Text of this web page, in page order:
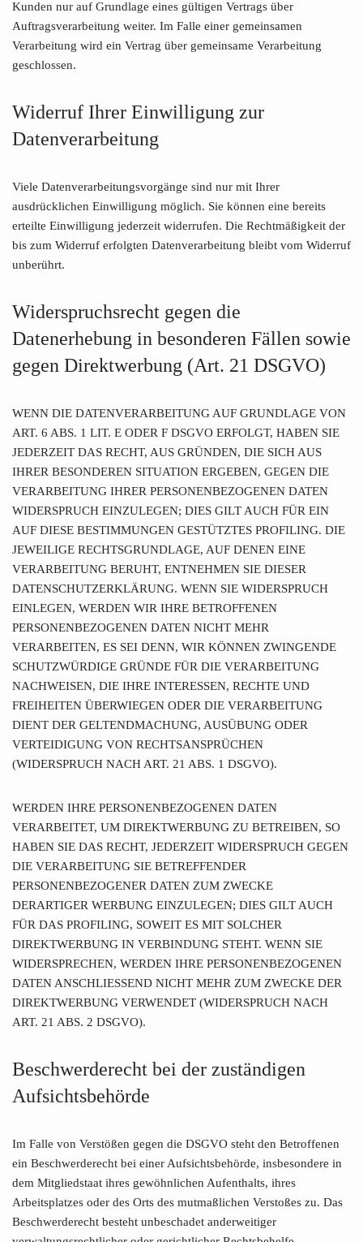
Kunden nur auf Grundlage eines gültigen Vertrags über
Auftragsverarbeitung weiter. Im Falle einer gemeinsamen
Verarbeitung wird ein Vertrag über gemeinsame Verarbeitung
geschlossen.
Widerruf Ihrer Einwilligung zur
Datenverarbeitung
Viele Datenverarbeitungsvorgänge sind nur mit Ihrer
ausdrücklichen Einwilligung möglich. Sie können eine bereits
erteilte Einwilligung jederzeit widerrufen. Die Rechtmäßigkeit der
bis zum Widerruf erfolgten Datenverarbeitung bleibt vom Widerruf
unberührt.
Widerspruchsrecht gegen die
Datenerhebung in besonderen Fällen sowie
gegen Direktwerbung (Art. 21 DSGVO)
WENN DIE DATENVERARBEITUNG AUF GRUNDLAGE VON
ART. 6 ABS. 1 LIT. E ODER F DSGVO ERFOLGT, HABEN SIE
JEDERZEIT DAS RECHT, AUS GRÜNDEN, DIE SICH AUS
IHRER BESONDEREN SITUATION ERGEBEN, GEGEN DIE
VERARBEITUNG IHRER PERSONENBEZOGENEN DATEN
WIDERSPRUCH EINZULEGEN; DIES GILT AUCH FÜR EIN
AUF DIESE BESTIMMUNGEN GESTÜTZTES PROFILING. DIE
JEWEILIGE RECHTSGRUNDLAGE, AUF DENEN EINE
VERARBEITUNG BERUHT, ENTNEHMEN SIE DIESER
DATENSCHUTZERKLÄRUNG. WENN SIE WIDERSPRUCH
EINLEGEN, WERDEN WIR IHRE BETROFFENEN
PERSONENBEZOGENEN DATEN NICHT MEHR
VERARBEITEN, ES SEI DENN, WIR KÖNNEN ZWINGENDE
SCHUTZWÜRDIGE GRÜNDE FÜR DIE VERARBEITUNG
NACHWEISEN, DIE IHRE INTERESSEN, RECHTE UND
FREIHEITEN ÜBERWIEGEN ODER DIE VERARBEITUNG
DIENT DER GELTENDMACHUNG, AUSÜBUNG ODER
VERTEIDIGUNG VON RECHTSANSPRÜCHEN
(WIDERSPRUCH NACH ART. 21 ABS. 1 DSGVO).
WERDEN IHRE PERSONENBEZOGENEN DATEN
VERARBEITET, UM DIREKTWERBUNG ZU BETREIBEN, SO
HABEN SIE DAS RECHT, JEDERZEIT WIDERSPRUCH GEGEN
DIE VERARBEITUNG SIE BETREFFENDER
PERSONENBEZOGENER DATEN ZUM ZWECKE
DERARTIGER WERBUNG EINZULEGEN; DIES GILT AUCH
FÜR DAS PROFILING, SOWEIT ES MIT SOLCHER
DIREKTWERBUNG IN VERBINDUNG STEHT. WENN SIE
WIDERSPRECHEN, WERDEN IHRE PERSONENBEZOGENEN
DATEN ANSCHLIESSEND NICHT MEHR ZUM ZWECKE DER
DIREKTWERBUNG VERWENDET (WIDERSPRUCH NACH
ART. 21 ABS. 2 DSGVO).
Beschwerde­recht bei der zuständigen
Aufsichts­behörde
Im Falle von Verstößen gegen die DSGVO steht den Betroffenen
ein Beschwerderecht bei einer Aufsichtsbehörde, insbesondere in
dem Mitgliedstaat ihres gewöhnlichen Aufenthalts, ihres
Arbeitsplatzes oder des Orts des mutmaßlichen Verstoßes zu. Das
Beschwerderecht besteht unbeschadet anderweitiger